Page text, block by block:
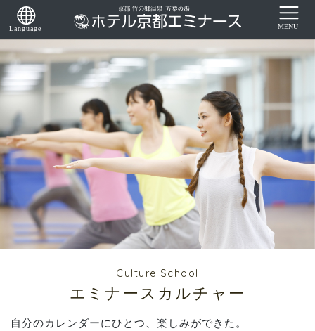
Culture School
エミナースカルチャー
自分のカレンダーにひとつ、楽しみができた。